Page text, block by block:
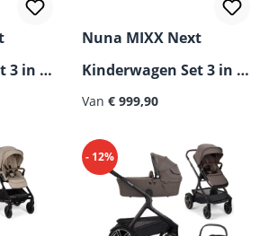
3 in 1
Nuna MIXX Next
Kinderwagen Set 3 in 1
incl. Cybex Cloud T i-
Size autostoeltje
Van € 999,90
- 12%